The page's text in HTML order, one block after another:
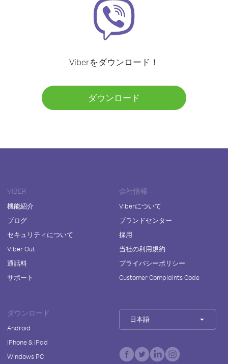
Viberをダウンロード！
ダウンロード
VIBER
機能紹介
ブログ
セキュリティについて
Viber Out
通話料
サポート
会社情報
Viberについて
ブランドセンター
採用
当社の利用規約
プライバシーポリシー
Customer Complaints Code
ダウンロード
Android
iPhone & iPad
Windows PC
日本語